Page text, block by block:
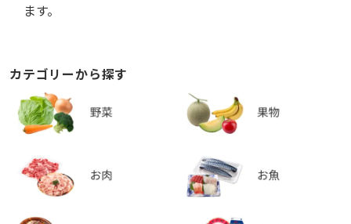
ます。
カテゴリーから探す